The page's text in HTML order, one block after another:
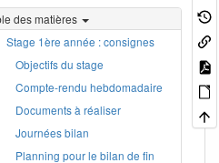
des matières
Stage 1ère année : consignes
Objectifs du stage
Compte-rendu hebdomadaire
Documents à réaliser
Journées bilan
Planning pour le bilan de fin